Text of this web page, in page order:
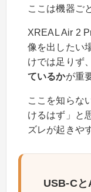
ここは機器ご
XREAL Air 2
像を出したい
けでは足りず、
ているかが重
ここを知らな
けるはず」と
ズレが起きや
USB-C